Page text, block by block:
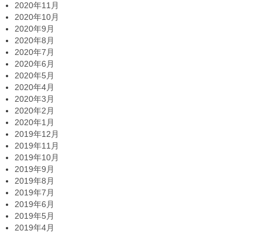
2020年11月
2020年10月
2020年9月
2020年8月
2020年7月
2020年6月
2020年5月
2020年4月
2020年3月
2020年2月
2020年1月
2019年12月
2019年11月
2019年10月
2019年9月
2019年8月
2019年7月
2019年6月
2019年5月
2019年4月